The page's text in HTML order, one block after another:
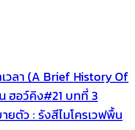
วลา (A Brief History Of
ฮอว์คิง#21 บทที่ 3
ยตัว : รังสีไมโครเวฟพื้น